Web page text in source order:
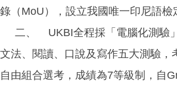
錄（MoU），設立我國唯一印尼語檢
二、 UKBI全程採「電腦化測驗」
文法、閱讀、口說及寫作五大測驗，
自由組合選考，成績為7等級制，自